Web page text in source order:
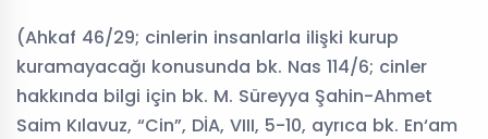
(Ahkaf 46/29; cinlerin insanlarla ilişki kurup
kuramayacağı konusunda bk. Nas 114/6; cinler
hakkında bilgi için bk. M. Süreyya Şahin-Ahmet
Saim Kılavuz, “Cin”, DİA, VIII, 5-10, ayrıca bk. En‘am